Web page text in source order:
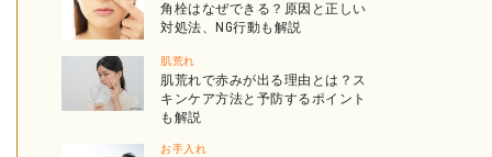
角栓はなぜできる？原因と正しい
対処法、NG行動も解説
肌荒れ
肌荒れで赤みが出る理由とは？ス
キンケア方法と予防するポイント
も解説
お手入れ